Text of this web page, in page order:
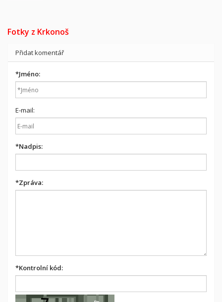
Fotky z Krkonoš
Přidat komentář
*Jméno:
E-mail:
*Nadpis:
*Zpráva:
*Kontrolní kód: